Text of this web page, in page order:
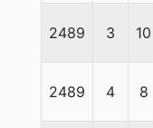
2489 3 10
2489 4 8